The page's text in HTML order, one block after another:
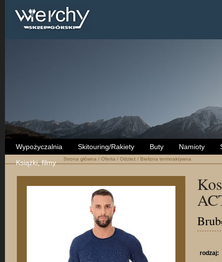
Wypożyczalnia Skitouring/Rakiety Buty Namioty
Książki, filmy
Strona główna / Oferta / Odzież / Bielizna termoaktywna
rodzaj: